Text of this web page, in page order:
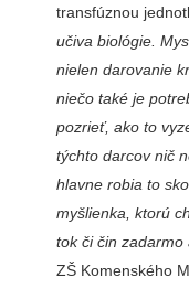
transfúznou
učiva biológie.
nielen darovanie
niečo také je
pozrieť, ako to
týchto darcov nič
hlavne robia to
myšlienka, ktorú
tok či čin zadarmo
ZŠ Komenského